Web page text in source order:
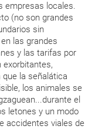
empresas locales.
(no son grandes
sin
las grandes
y las tarifas por
exorbitantes,
la señalática
los animales se
el
letones y un modo
accidentes viales de